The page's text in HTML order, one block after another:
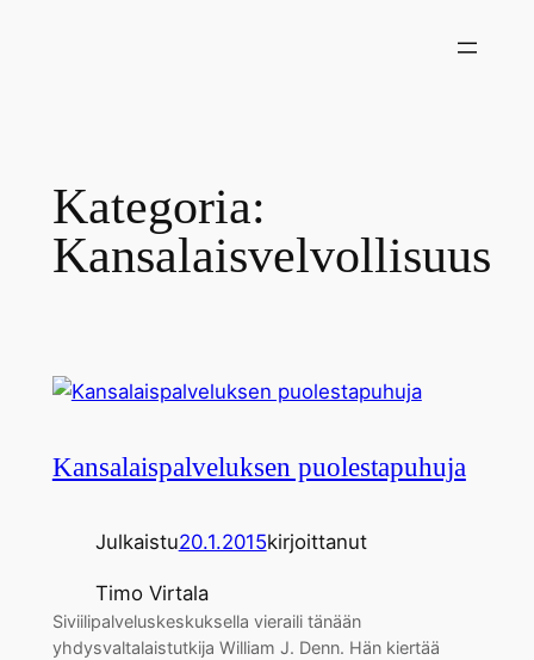
Kategoria:
Kansalaisvelvollisuus
Kansalaispalveluksen puolestapuhuja
Julkaistu20.1.2015kirjoittanut
Timo Virtala
Siviilipalveluskeskuksella vieraili tänään
yhdysvaltalaistutkija William J. Denn. Hän kiertää